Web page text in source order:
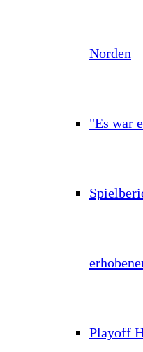
Norden
"Es war
Playoff